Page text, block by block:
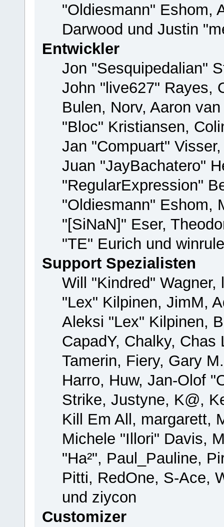
"Oldiesmann" Eshom,
Darwood und Justin
Entwickler
Jon "Sesquipedalian"
John "live627" Rayes,
Bulen, Norv, Aaron
"Bloc" Kristiansen,
Jan "Compuart"
Juan "JayBachatero"
"RegularExpression"
"Oldiesmann" Eshom,
"[SiNaN]" Eser,
"TE" Eurich und
Support Spezialisten
Will "Kindred"
"Lex" Kilpinen, JimM,
Aleksi "Lex" Kilpinen,
CapadY, Chalky,
Tamerin, Fiery, Gary
Harro, Huw, Jan-Olof
Strike, Justyne, K@,
Kill Em All, margarett,
Michele "Illori" Davis,
"Ha²", Paul_Pauline,
Pitti, RedOne, S-Ace,
und ziycon
Customizer